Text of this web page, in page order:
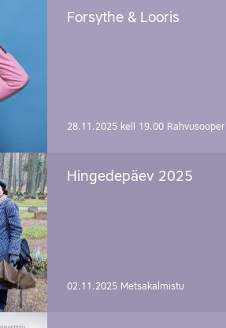
Forsythe & Looris
28.11.2025 kell 19.00
Hingedepäev 2025
02.11.2025 Metsakalmistu